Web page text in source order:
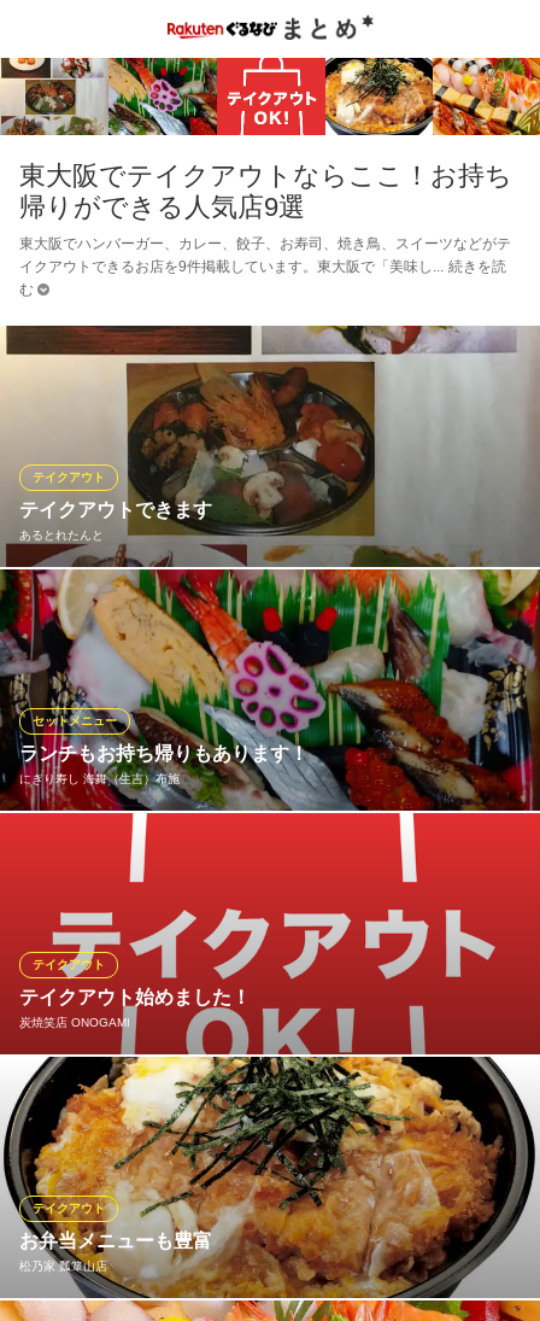
東大阪でテイクアウトならここ！お持ち
帰りができる人気店9選
東大阪でハンバーガー、カレー、餃子、お寿司、焼き鳥、スイーツなどがテ
イクアウトできるお店を9件掲載しています。東大阪で「美味し
続きを読
む
テイクアウトできます
あるとれたんと
テイクアウト
前菜からデザートまでテイクアウトできるメニュー多数ありま
す。人数に応じて、季節のオードブルセット（2.3名2500円〜）も
ご用意しています。 詳しくはお電話でお問い合わせください。メ
ニューお決まりの場合も、ご来店前に電話予約いただくとスムー
ズです。 お電話お待ちしています。
あるとれたんと
イタリア料理
近鉄奈良線八戸ノ里駅 徒歩1分
大阪府東大阪市小阪2-13-18
ランチもお持ち帰りもあります！
にぎり寿し 海舞（生吉）布施
セットメニュー
【サービスランチ】10貫で780円（税込）と、とってもお得！そ
の他セットメニューもございます。お持ち帰りメニューもござい
にぎり寿し 海舞（生吉）布施
にぎり寿し
近鉄大阪線布施駅 徒歩6分
大阪府東大阪市長堂1-21-18
テイクアウト始めました！
炭焼笑店 ONOGAMI
テイクアウト
店頭にてテイクアウト・お弁当の販売を始めました。とり専門店
ならではの自家製チキンカツがおすすめです♪グランドメニューの
テイクアウトも承ります。お電話にてご予約いただくとスムーズ
なお渡しが可能です。お気軽にご連絡ください。 【お弁当】・自
家製チキンカツ弁当 ・ミックスフライ弁当 各450円
炭焼笑店 ONOGAMI
焼き鳥・居酒屋
近鉄奈良線河内小阪駅 徒歩1分
お弁当メニューも豊富
松乃家 瓢箪山店
テイクアウト